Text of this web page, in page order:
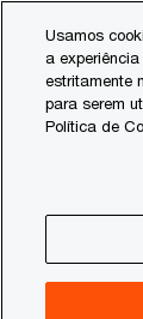
content
footer
Usamos
a
estritamente
para serem
Política de